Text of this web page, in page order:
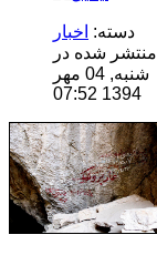
دسته: اخبار
منتشر شده در
شنبه, 04 مهر
1394 07:52